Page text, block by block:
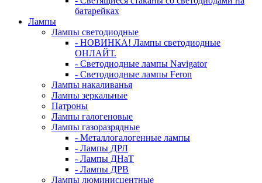
батарейках
Лампы
Лампы светодиодные
- НОВИНКА! Лампы светодиодные
ОНЛАЙТ.
- Светодиодные лампы Navigator
- Светодиодные лампы Feron
Лампы накаливанья
Лампы зеркальные
Патроны
Лампы галогеновые
Лампы газоразрядные
- Металлогалогенные лампы
- Лампы ДРЛ
- Лампы ДНаТ
- Лампы ДРВ
Лампы люминисцентные